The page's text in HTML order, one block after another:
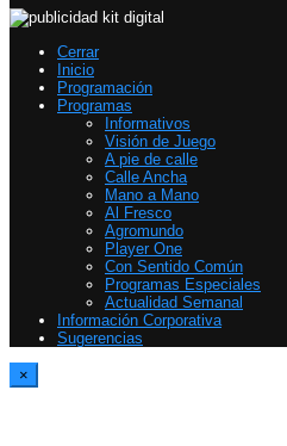
Cerrar
Inicio
Programación
Programas
Informativos
Visión de Juego
A pie de calle
Calle Ancha
Mano a Mano
Al Fresco
Agromundo
Player One
Con Sentido Común
Programas Especiales
Actualidad Semanal
Información Corporativa
Sugerencias
×